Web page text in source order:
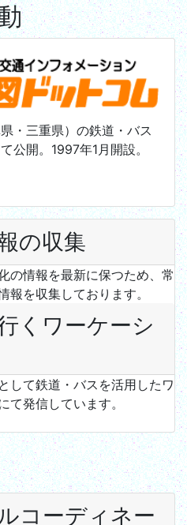
・三重県）の鉄道・バス
公開。1997年1月開設。
の収集
の情報を最新に保つため、常
報を収集しております。
くワーケーシ
して鉄道・バスを活用したワ
て発信しています。
コーディネー